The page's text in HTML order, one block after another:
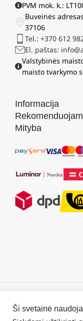
PVM mok. k.:
Buveinės
37106
Tel.: +370 612
El. paštas:
Valstybinės
maisto tvarkymo
Informacija
Mityba
2026 © Visos
Ši svetainė